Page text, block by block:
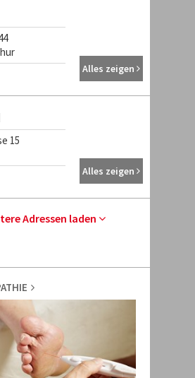
Alles zeigen
15
Alles zeigen
Adressen laden